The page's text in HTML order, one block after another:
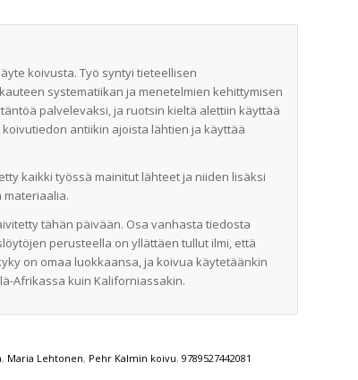
koivusta. Työ syntyi tieteellisen
systematiikan ja menetelmien kehittymisen
palvelevaksi, ja ruotsin kieltä alettiin käyttää
antiikin ajoista lähtien ja käyttää
kaikki työssä mainitut lähteet ja niiden lisäksi
tähän päivään. Osa vanhasta tiedosta
perusteella on yllättäen tullut ilmi, että
on omaa luokkaansa, ja koivua käytetäänkin
Afrikassa kuin Kaliforniassakin.
, Maria Lehtonen, Pehr Kalmin koivu, 9789527442081